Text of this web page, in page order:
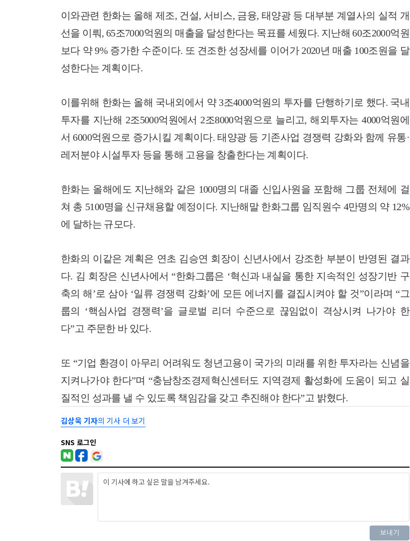
이와관련 한화는 올해 제조, 건설, 서비스, 금융, 태양광 등 대부분 계열사의 실적 개
선을 이뤄, 65조7000억원의 매출을 달성한다는 목표를 세웠다. 지난해 60조2000억원
보다 약 9% 증가한 수준이다. 또 견조한 성장세를 이어가 2020년 매출 100조원을 달
성한다는 계획이다.
이를위해 한화는 올해 국내외에서 약 3조4000억원의 투자를 단행하기로 했다. 국내
투자를 지난해 2조5000억원에서 2조8000억원으로 늘리고, 해외투자는 4000억원에
서 6000억원으로 증가시킬 계획이다. 태양광 등 기존사업 경쟁력 강화와 함께 유통·
레저분야 시설투자 등을 통해 고용을 창출한다는 계획이다.
한화는 올해에도 지난해와 같은 1000명의 대졸 신입사원을 포함해 그룹 전체에 걸
쳐 총 5100명을 신규채용할 예정이다. 지난해말 한화그룹 임직원수 4만명의 약 12%
에 달하는 규모다.
한화의 이같은 계획은 연초 김승연 회장이 신년사에서 강조한 부분이 반영된 결과
다. 김 회장은 신년사에서 “한화그룹은 ‘혁신과 내실을 통한 지속적인 성장기반 구
축의 해’로 삼아 ‘일류 경쟁력 강화’에 모든 에너지를 결집시켜야 할 것”이라며 “그
룹의 ‘핵심사업 경쟁력’을 글로벌 리더 수준으로 끊임없이 격상시켜 나가야 한
다”고 주문한 바 있다.
또 “기업 환경이 아무리 어려워도 청년고용이 국가의 미래를 위한 투자라는 신념을
지켜나가야 한다”며 “충남창조경제혁신센터도 지역경제 활성화에 도움이 되고 실
질적인 성과를 낼 수 있도록 책임감을 갖고 추진해야 한다”고 밝혔다.
김상욱 기자의 기사 더 보기
SNS 로그인